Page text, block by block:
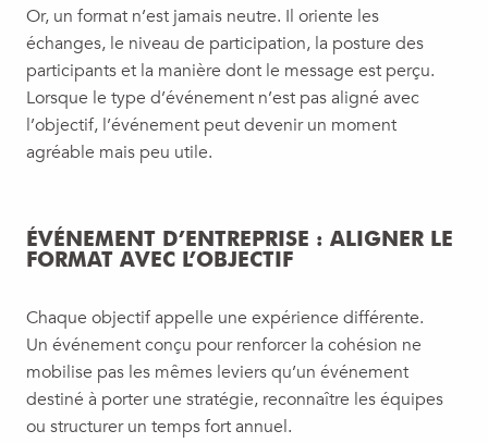
Or, un format n’est jamais neutre. Il oriente les
échanges, le niveau de participation, la posture des
participants et la manière dont le message est perçu.
Lorsque le type d’événement n’est pas aligné avec
l’objectif, l’événement peut devenir un moment
agréable mais peu utile.
ÉVÉNEMENT D’ENTREPRISE : ALIGNER LE
FORMAT AVEC L’OBJECTIF
Chaque objectif appelle une expérience différente.
Un événement conçu pour renforcer la cohésion ne
mobilise pas les mêmes leviers qu’un événement
destiné à porter une stratégie, reconnaître les équipes
ou structurer un temps fort annuel.